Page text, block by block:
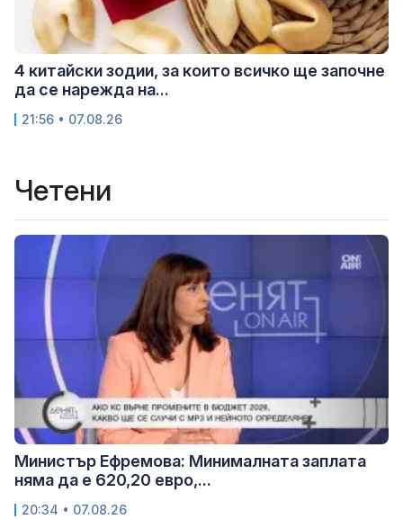
4 китайски зодии, за които всичко ще започне
да се нарежда на...
21:56 • 07.08.26
Четени
Министър Ефремова: Минималната заплата
няма да е 620,20 евро,...
20:34 • 07.08.26